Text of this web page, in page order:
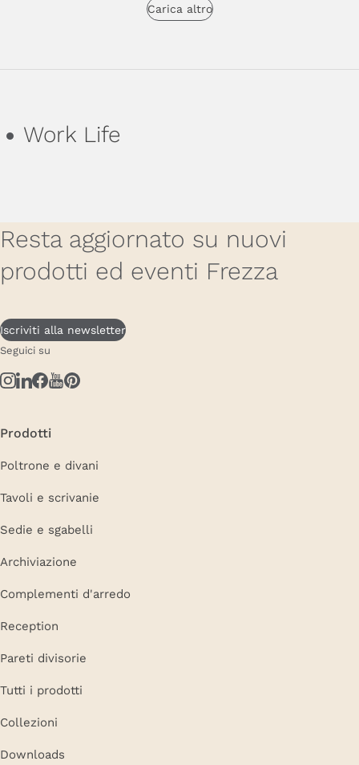
Carica altro
Work Life
Resta aggiornato su nuovi
prodotti ed eventi Frezza
Iscriviti alla newsletter
Seguici su
Prodotti
Poltrone e divani
Tavoli e scrivanie
Sedie e sgabelli
Archiviazione
Complementi d'arredo
Reception
Pareti divisorie
Tutti i prodotti
Collezioni
Downloads